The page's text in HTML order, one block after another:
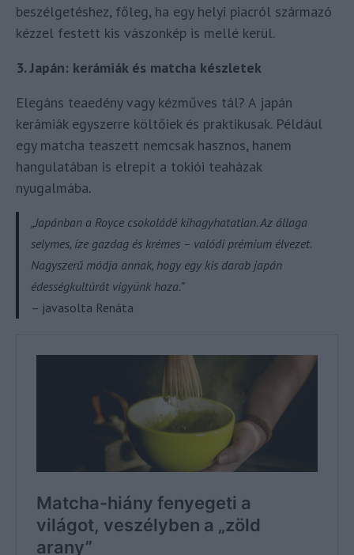
beszélgetéshez, főleg, ha egy helyi piacról származó
kézzel festett kis vászonkép is mellé kerül.
3. Japán: kerámiák és matcha készletek
Elegáns teaedény vagy kézműves tál? A japán
kerámiák egyszerre költőiek és praktikusak. Például
egy matcha teaszett nemcsak hasznos, hanem
hangulatában is elrepít a tokiói teaházak
nyugalmába.
„Japánban a Royce csokoládé kihagyhatatlan. Az állaga
selymes, íze gazdag és krémes – valódi prémium élvezet.
Nagyszerű módja annak, hogy egy kis darab japán
édességkultúrát vigyünk haza.”
– javasolta Renáta